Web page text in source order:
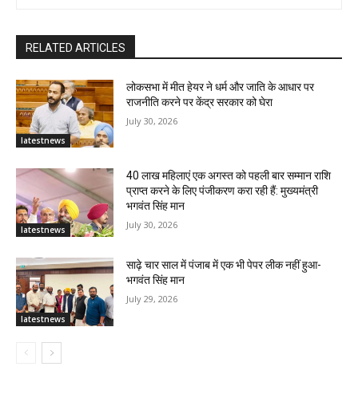
RELATED ARTICLES
latestnews
लोकसभा में मीत हेयर ने धर्म और जाति के आधार पर
राजनीति करने पर केंद्र सरकार को घेरा
July 30, 2026
latestnews
40 लाख महिलाएं एक अगस्त को पहली बार सम्मान राशि
प्राप्त करने के लिए पंजीकरण करा रही हैं: मुख्यमंत्री
भगवंत सिंह मान
July 30, 2026
latestnews
साढ़े चार साल में पंजाब में एक भी पेपर लीक नहीं हुआ-
भगवंत सिंह मान
July 29, 2026